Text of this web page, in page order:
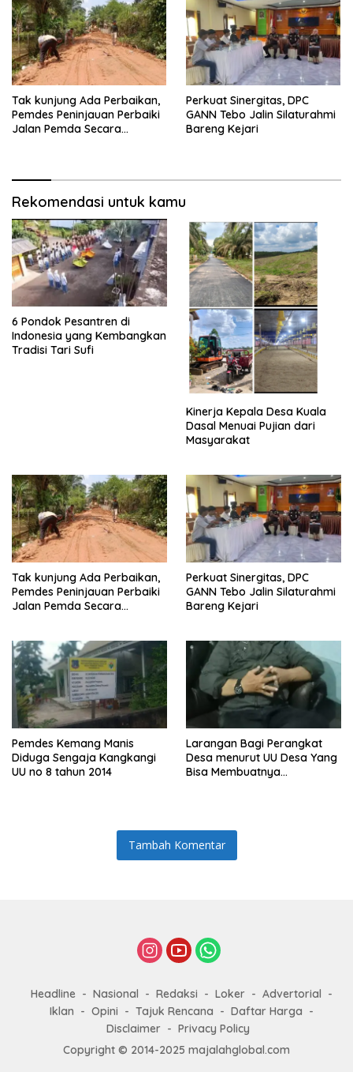
Tak kunjung Ada Perbaikan,
Pemdes Peninjauan Perbaiki
Jalan Pemda Secara
Perkuat Sinergitas, DPC
GANN Tebo Jalin Silaturahmi
Bareng Kejari
Rekomendasi untuk kamu
6 Pondok Pesantren di
Indonesia yang Kembangkan
Tradisi Tari Sufi
Kinerja Kepala Desa Kuala
Dasal Menuai Pujian dari
Masyarakat
Tak kunjung Ada Perbaikan,
Pemdes Peninjauan Perbaiki
Jalan Pemda Secara
Perkuat Sinergitas, DPC
GANN Tebo Jalin Silaturahmi
Bareng Kejari
Pemdes Kemang Manis
Diduga Sengaja Kangkangi
UU no 8 tahun 2014
Larangan Bagi Perangkat
Desa menurut UU Desa Yang
Bisa Membuatnya
Tambah Komentar
Headline Nasional Redaksi Loker
Advertorial
Iklan
Opini Tajuk Rencana
Daftar Harga
Disclaimer
Privacy Policy
Copyright © 2014-2025 majalahglobal.com